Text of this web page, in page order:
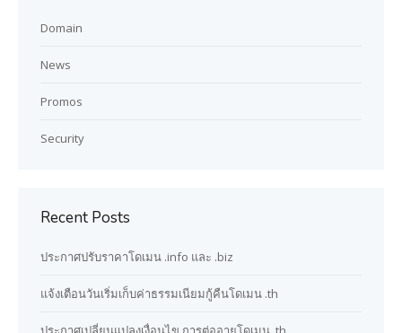
Domain
News
Promos
Security
Recent Posts
ประกาศปรับราคาโดเมน .info และ .biz
แจ้งเตือนวันเริ่มเก็บค่าธรรมเนียมกู้คืนโดเมน .th